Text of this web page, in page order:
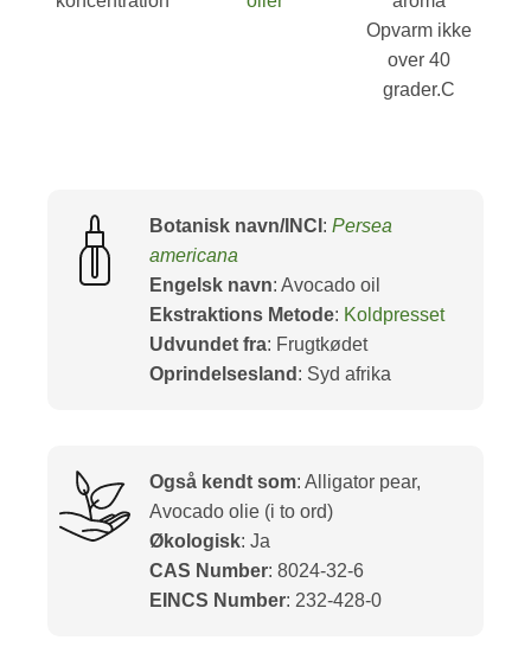
Opvarm ikke
over 40
grader.C
Botanisk navn/INCI : Persea
americana
Engelsk navn: Avocado oil
Ekstraktions Metode: Koldpresset
Udvundet fra: Frugtkødet
Oprindelsesland : Syd afrika
Også kendt som: Alligator pear,
Avocado olie (i to ord)
Økologisk: Ja
CAS Number: 8024-32-6
EINCS Number: 232-428-0